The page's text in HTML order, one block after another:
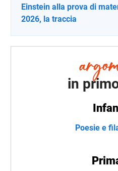
Einstein alla prova di
2026, la traccia
in
Poesie e